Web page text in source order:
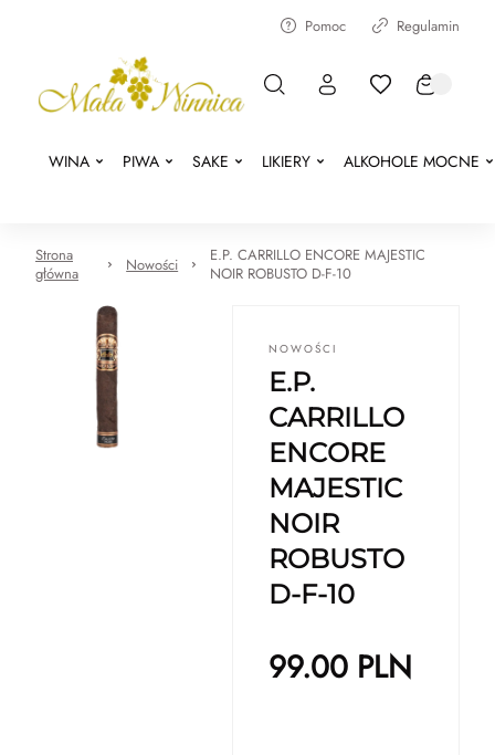
Pomoc Regulamin
WINA PIWA SAKE LIKIERY ALKOHOLE MOCNE
Strona
główna
Nowości
E.P. CARRILLO ENCORE MAJESTIC
NOIR ROBUSTO D-F-10
NOWOŚCI
E.P.
CARRILLO
ENCORE
MAJESTIC
NOIR
ROBUSTO
D-F-10
99.00PLN